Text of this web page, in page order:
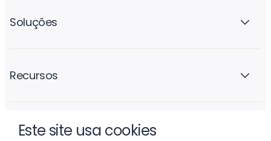
Este site usa cookies
Soluções
Recursos
A empresa